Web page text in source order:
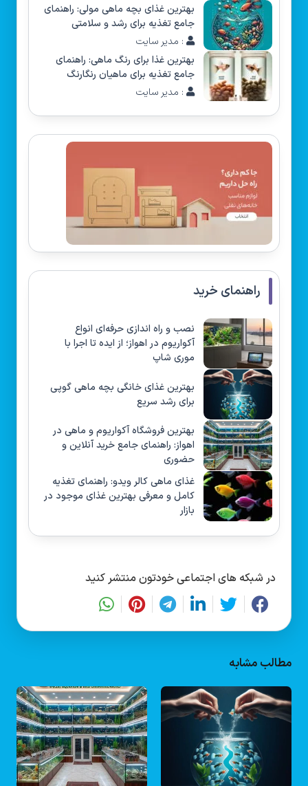
بهترین غذای بچه ماهی مولی: راهنمای
جامع تغذیه برای رشد و سلامتی
: مدیر سایت
بهترین غذا برای رنگ ماهی: راهنمای
جامع تغذیه برای ماهیان رنگارنگ
: مدیر سایت
راهنمای خرید
نصب و راه‌ اندازی حرفه‌ای انواع
آکواریوم در اهواز؛ از ایده تا اجرا با
موری شاپ
بهترین غذای خانگی بچه ماهی گوپی
برای رشد سریع
بهترین فروشگاه آکواریوم و ماهی در
اهواز: راهنمای جامع خرید آنلاین و
حضوری
غذای ماهی کالر ویدو: راهنمای تغذیه
کامل و معرفی بهترین غذای موجود در
بازار
در شبکه های اجتماعی خودتون منتشر کنید
مطالب مشابه